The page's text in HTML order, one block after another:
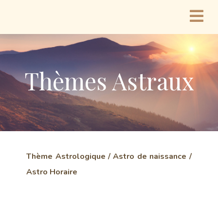
Thèmes Astraux
Thème Astrologique / Astro de naissance /
Astro Horaire